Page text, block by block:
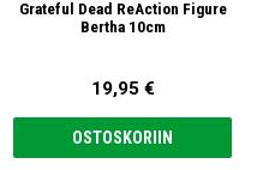
Grateful Dead ReAction Figure
Bertha 10cm
19,95 €
OSTOSKORIIN